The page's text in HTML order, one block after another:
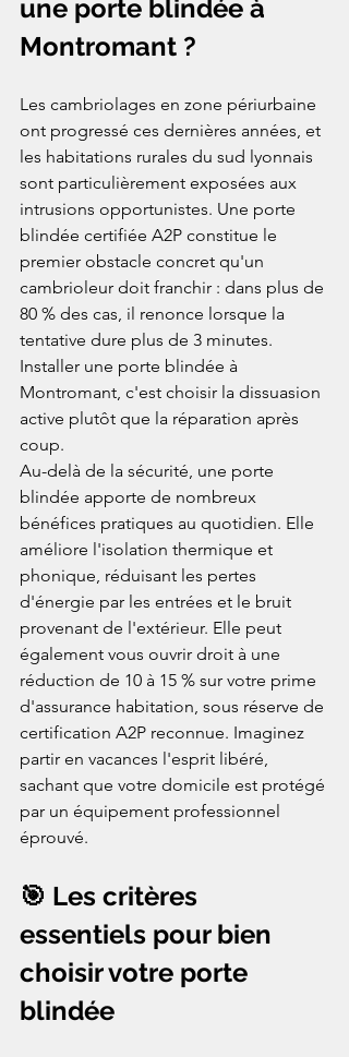
une porte blindée à
Montromant ?
Les cambriolages en zone périurbaine
ont progressé ces dernières années, et
les habitations rurales du sud lyonnais
sont particulièrement exposées aux
intrusions opportunistes. Une porte
blindée certifiée A2P constitue le
premier obstacle concret qu'un
cambrioleur doit franchir : dans plus de
80 % des cas, il renonce lorsque la
tentative dure plus de 3 minutes.
Installer une porte blindée à
Montromant, c'est choisir la dissuasion
active plutôt que la réparation après
coup.
Au-delà de la sécurité, une porte
blindée apporte de nombreux
bénéfices pratiques au quotidien. Elle
améliore l'isolation thermique et
phonique, réduisant les pertes
d'énergie par les entrées et le bruit
provenant de l'extérieur. Elle peut
également vous ouvrir droit à une
réduction de 10 à 15 % sur votre prime
d'assurance habitation, sous réserve de
certification A2P reconnue. Imaginez
partir en vacances l'esprit libéré,
sachant que votre domicile est protégé
par un équipement professionnel
éprouvé.
🎯 Les critères
essentiels pour bien
choisir votre porte
blindée